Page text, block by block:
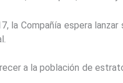
la Compañía espera
a la población de